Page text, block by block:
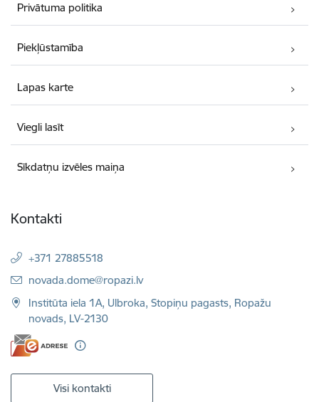
Privātuma politika
Piekļūstamība
Lapas karte
Viegli lasīt
Sīkdatņu izvēles maiņa
Kontakti
+371 27885518
E-pasts:
novada.dome@ropazi.lv
Institūta iela 1A, Ulbroka, Stopiņu pagasts, Ropažu
novads, LV-2130
Visi kontakti